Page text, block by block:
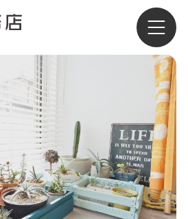
有限会社折笠工務店